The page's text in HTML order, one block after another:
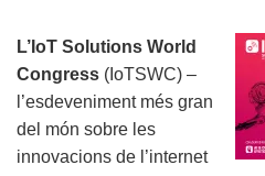
L’IoT Solutions World
Congress (IoTSWC) –
l’esdeveniment més gran
del món sobre les
innovacions de l’internet